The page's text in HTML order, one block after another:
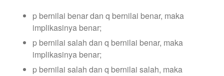
p bernilai benar dan q bernilai benar, maka
implikasinya benar;
p bernilai salah dan q bernilai benar, maka
implikasinya benar;
p bernilai salah dan q bernilai salah, maka